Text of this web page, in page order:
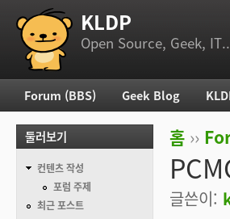
부 메뉴 KLDP
Open Source, Geek,
현재 위치
홈 ››
글쓴이:
주 메뉴
Forum (BBS) Geek Blog
둘러보기
컨텐츠 작성
포럼 주제
최근 포스트